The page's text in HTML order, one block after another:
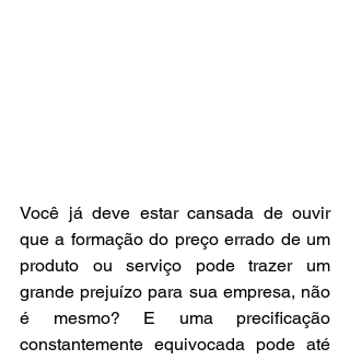
Você já deve estar cansada de ouvir
que a formação do preço errado de um
produto ou serviço pode trazer um
grande prejuízo para sua empresa, não
é mesmo? E uma precificação
constantemente equivocada pode até